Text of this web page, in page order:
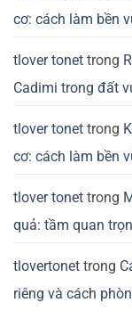
cơ: cách làm bền
tlover tonet trong
Cadimi trong đất
tlover tonet trong
cơ: cách làm bền
tlover tonet trong
quả: tầm quan
tlovertonet trong
riêng và cách